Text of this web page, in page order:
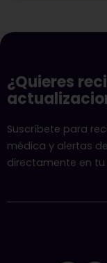
¿Quieres
Suscríbete para
médica y alertas
directamente en